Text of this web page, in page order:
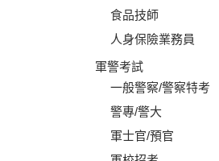
食品技師
人身保險業務員
軍警考試
一般警察/警察特考
警專/警大
軍士官/預官